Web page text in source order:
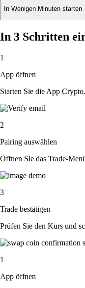
In Wenigen Minuten starten
In 3 Schritten
1
App öffnen
Starten Sie die App
2
Pairing auswählen
Öffnen Sie das Trade-
3
Trade bestätigen
Prüfen Sie den Kurs und
1
App öffnen